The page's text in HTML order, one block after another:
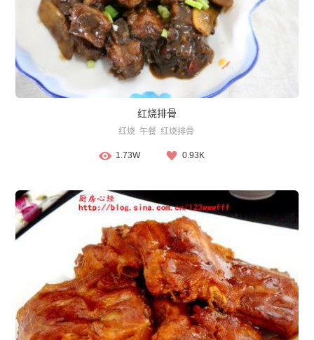
红烧排骨
红烧 午餐 红烧排骨
1.73W 0.93K